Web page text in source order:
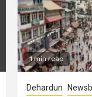
1 min read
Dehardun